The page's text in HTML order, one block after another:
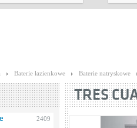
Baterie łazienkowe Baterie natryskowe
2409
TRES